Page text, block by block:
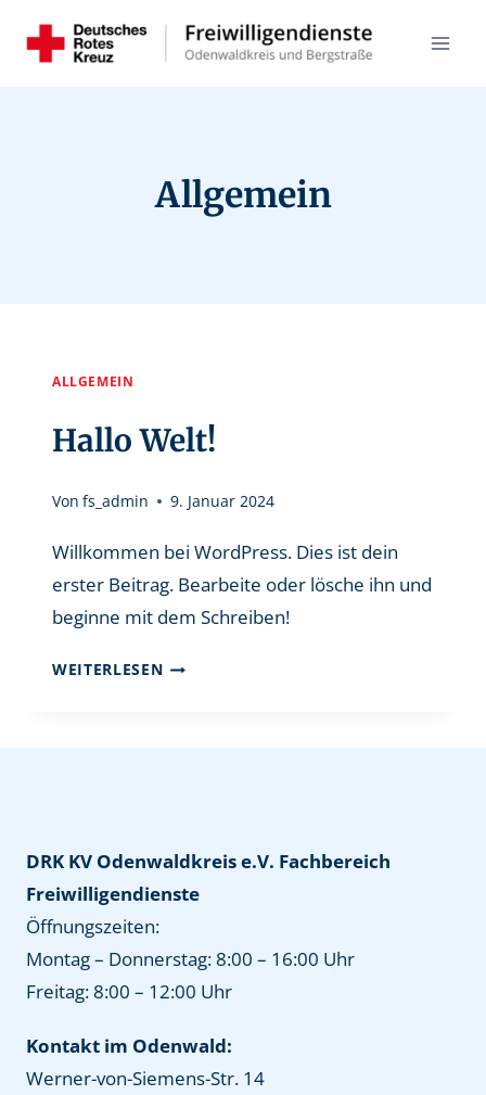
Inhalt
Allgemein
ALLGEMEIN
Hallo Welt!
Von fs_admin 9. Januar 2024
Willkommen bei WordPress. Dies ist dein
erster Beitrag. Bearbeite oder lösche ihn und
beginne mit dem Schreiben!
WEITERLESENHALLO
DRK KV Odenwaldkreis e.V. Fachbereich
Freiwilligendienste
Öffnungszeiten:
Montag – Donnerstag: 8:00 – 16:00 Uhr
Freitag: 8:00 – 12:00 Uhr
Kontakt im Odenwald:
Werner-von-Siemens-Str. 14